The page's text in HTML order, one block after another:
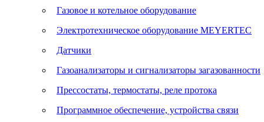
Газовое и котельное оборудование
Электротехническое оборудование MEYERTEC
Датчики
Газоанализаторы и сигнализаторы загазованности
Прессостаты, термостаты, реле протока
Программное обеспечение, устройства связи